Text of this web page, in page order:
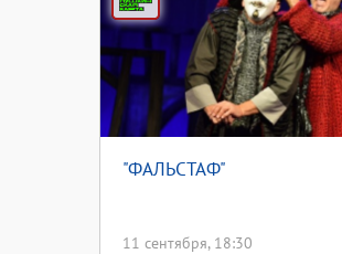
"ФАЛЬСТАФ"
11 сентября, 18:30